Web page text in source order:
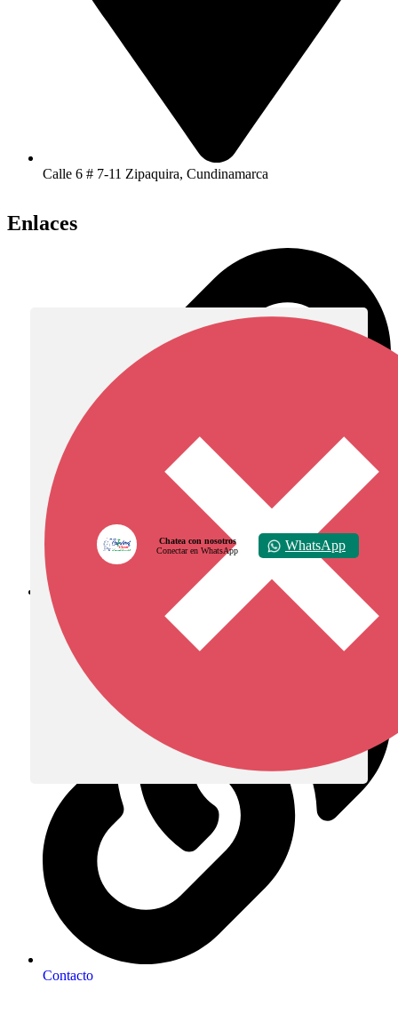
Calle 6 # 7-11 Zipaquira, Cundinamarca
Enlaces
Diócesis de Zipaquirá
Contacto
Chatea con nosotros
Conectar en WhatsApp
WhatsApp